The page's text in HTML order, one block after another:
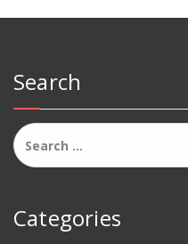
Search
Search
for:
Categories